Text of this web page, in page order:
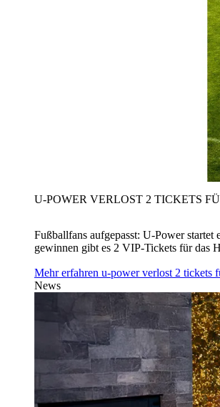
U‑POWER VERLOST 2 TICKETS
Fußballfans aufgepasst: U‑Power
gewinnen gibt es 2 VIP-Tickets für das
Mehr erfahren u‑power verlost 2 tickets
News